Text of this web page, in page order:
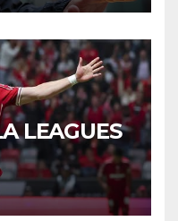
LEAGUES